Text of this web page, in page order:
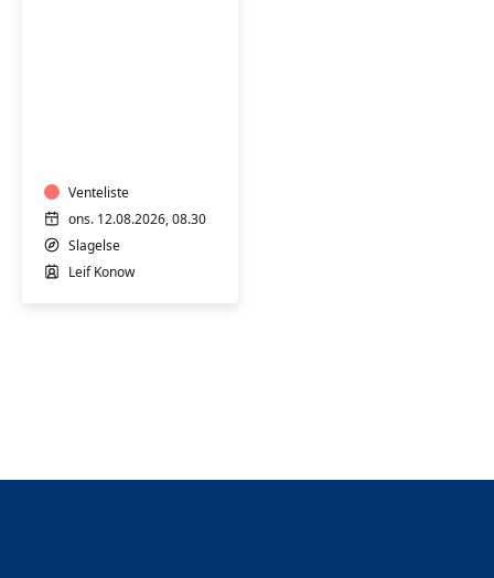
hjertestop,
4
timer
-
Venteliste
ons. 12.08.2026, 08.30
Slagelse
Leif Konow